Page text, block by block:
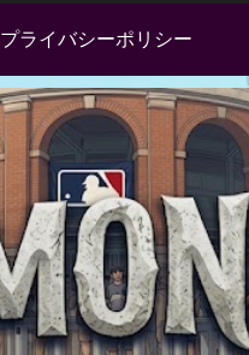
プライバシーポリシー